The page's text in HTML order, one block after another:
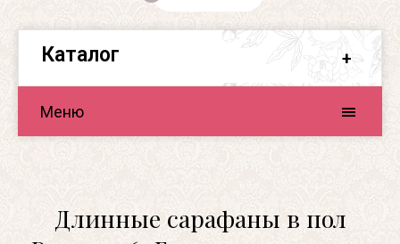
Каталог
Меню
Длинные сарафаны в пол